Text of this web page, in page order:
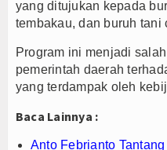
yang ditujukan kepada
tembakau, dan buruh tani
Program ini menjadi
pemerintah daerah
yang terdampak oleh
Baca Lainnya :
Anto Febrianto